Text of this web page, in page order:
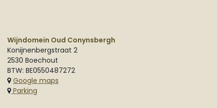
Wijndomein Oud Conynsbergh
Konijnenbergstraat 2
2530 Boechout
BTW: BE0550487272
Google maps
Parking